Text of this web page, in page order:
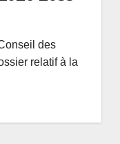
des
relatif à la